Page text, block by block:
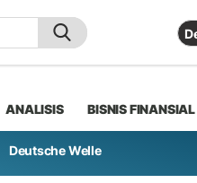
ANALISIS BISNIS FINANSIAL
Deutsche Welle